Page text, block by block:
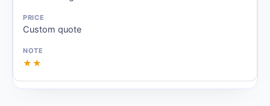
Custom quote
★★